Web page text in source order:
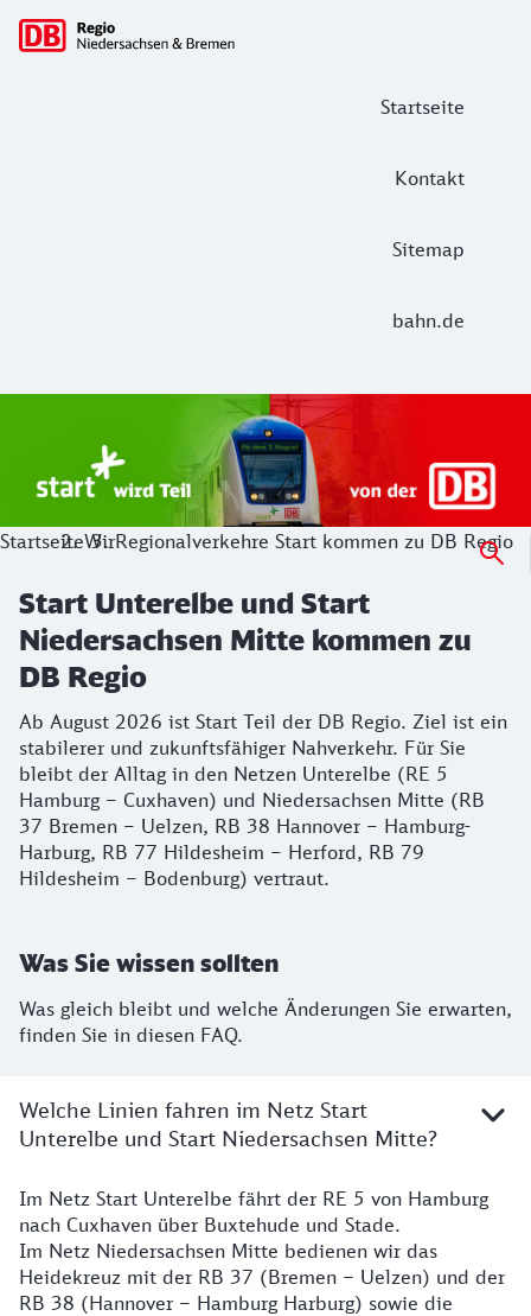
Startseite
Kontakt
Sitemap
bahn.de
Hauptnavigation
Start Unterelbe und Start
Ab August 2026 ist Start Teil der DB Regio. Ziel ist ein
StartseiteWirRegionalverkehre Start kommen zu DB Regio
Start Unterelbe und Start
Niedersachsen Mitte kommen zu
DB Regio
Ab August 2026 ist Start Teil der DB Regio. Ziel ist ein
stabilerer und zukunftsfähiger Nahverkehr. Für Sie
bleibt der Alltag in den Netzen Unterelbe (RE 5
Hamburg – Cuxhaven) und Niedersachsen Mitte (RB
37 Bremen – Uelzen, RB 38 Hannover – Hamburg-
Harburg, RB 77 Hildesheim – Herford, RB 79
Hildesheim – Bodenburg) vertraut.
Was Sie wissen sollten
Was gleich bleibt und welche Änderungen Sie erwarten,
finden Sie in diesen FAQ.
Welche Linien fahren im Netz Start
Unterelbe und Start Niedersachsen Mitte?
Details
Im Netz Start Unterelbe fährt der RE 5 von Hamburg
nach Cuxhaven über Buxtehude und Stade.
Im Netz Niedersachsen Mitte bedienen wir das
Heidekreuz mit der RB 37 (Bremen – Uelzen) und der
RB 38 (Hannover – Hamburg Harburg) sowie die